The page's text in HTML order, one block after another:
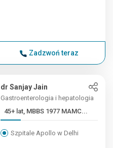
Zadzwoń teraz
dr Sanjay Jain
Gastroenterologia i hepatologia
45+ lat, MBBS 1977 MAMC...
Szpitale Apollo w Delhi